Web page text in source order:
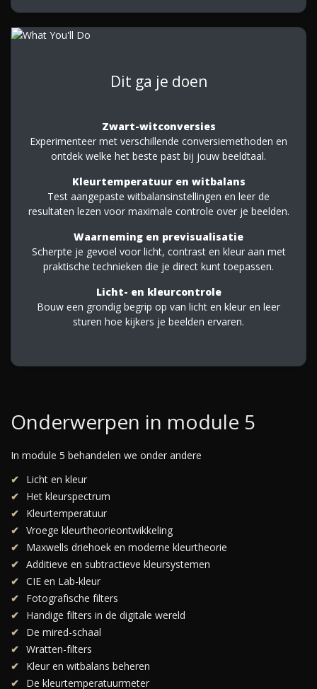
Dit ga je doen
Zwart-witconversies
Experimenteer met verschillende conversiemethoden en
ontdek welke het beste past bij jouw beeldtaal.
Kleurtemperatuur en witbalans
Test aangepaste witbalansinstellingen en leer de
resultaten lezen voor maximale controle over je beelden.
Waarneming en previsualisatie
Scherpte je gevoel voor licht, contrast en kleur aan met
praktische technieken die je direct kunt toepassen.
Licht- en kleurcontrole
Bouw een grondig begrip op van licht en kleur en leer
sturen hoe kijkers je beelden ervaren.
Onderwerpen in module 5
In module 5 behandelen we onder andere
Licht en kleur
Het kleurspectrum
Kleurtemperatuur
Vroege kleurtheorieontwikkeling
Maxwells driehoek en moderne kleurtheorie
Additieve en subtractieve kleursystemen
CIE en Lab-kleur
Fotografische filters
Handige filters in de digitale wereld
De mired-schaal
Wratten-filters
Kleur en witbalans beheren
De kleurtemperatuurmeter